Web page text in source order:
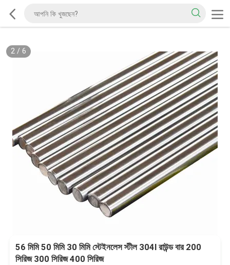
2/ 6
56 মিমি 50 মিমি 30 মিমি স্টেইনলেস স্টীল 304l রাউন্ড বার 200
সিরিজ 300 সিরিজ 400 সিরিজ